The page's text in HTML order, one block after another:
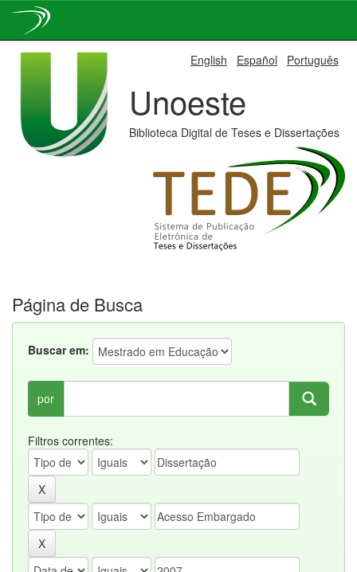
English Español Português
Unoeste
Biblioteca Digital de Teses e Dissertações
Página de Busca
Buscar em:
por
Filtros correntes: